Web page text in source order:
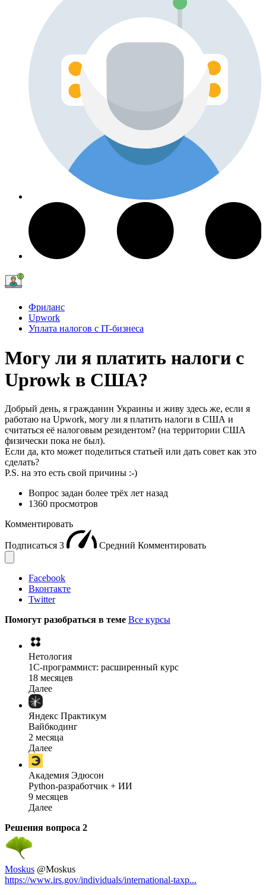
Фриланс
Upwork
Уплата налогов с IT-бизнеса
Могу ли я платить налоги с
Uprowk в США?
Добрый день, я гражданин Украины и живу здесь же, если я
работаю на Upwork, могу ли я платить налоги в США и
считаться её налоговым резидентом? (на территории США
физически пока не был).
Если да, кто может поделиться статьей или дать совет как это
сделать?
P.S. на это есть свой причины :-)
Вопрос задан более трёх лет назад
1360 просмотров
Комментировать
Подписаться 3 Средний Комментировать
Facebook
Вконтакте
Twitter
Помогут разобраться в теме Все курсы
Нетология
1C-программист: расширенный курс
18 месяцев
Далее
Яндекс Практикум
Вайбкодинг
2 месяца
Далее
Академия Эдюсон
Python-разработчик + ИИ
9 месяцев
Далее
Решения вопроса 2
Moskus @Moskus
https://www.irs.gov/individuals/international-taxp...